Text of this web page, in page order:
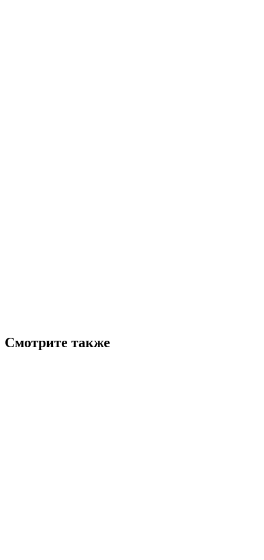
Смотрите также